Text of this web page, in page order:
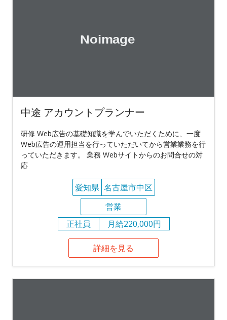
中途 アカウントプランナー
研修 Web広告の基礎知識を学んでいただくために、一度
Web広告の運用担当を行っていただいてから営業業務を行
っていただきます。 業務 Webサイトからのお問合せの対
応
愛知県 名古屋市中区
営業
正社員
月給220,000円
詳細を見る